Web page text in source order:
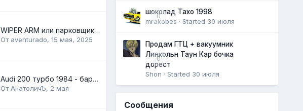
WIPER ARM или парковщик стеклоочистителей
От aventurado, 15 мая, 2025
Audi 200 турбо 1984 - барнфайнд
От АнатоличЪ, 2 мая
0
шоколад Тахо 1998
mrakobes · Started 30 июля
0
Продам ГТЦ + вакуумник
Линкольн Таун Кар бочка
дорест
Shon · Started 30 июля
Сообщения